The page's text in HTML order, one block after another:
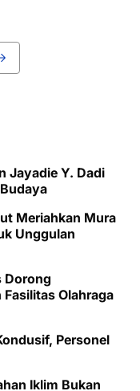
Jayadie Y. Dadi
Meriahkan Mura
Unggulan
Dorong
Olahraga
Personel
Iklim Bukan